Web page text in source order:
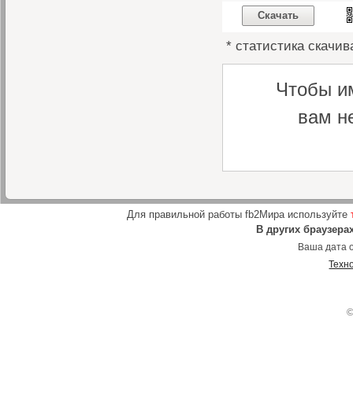
Скачать
* статистика
Чтобы
вам
Для правильной работы fb2Мира используйте
В других
Ваша дата